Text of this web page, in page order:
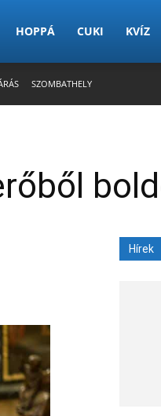
HOPPÁ CUKI KVÍZ
SZOMBATHELY
Hírek